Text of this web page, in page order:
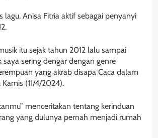
lagu, Anisa Fitria aktif sebagai penyanyi
itu sejak tahun 2012 lalu sampai
saya sering dengar dengan genre
yang akrab disapa Caca dalam
(11/4/2024).
menceritakan tentang kerinduan
yang dulunya pernah menjadi rumah